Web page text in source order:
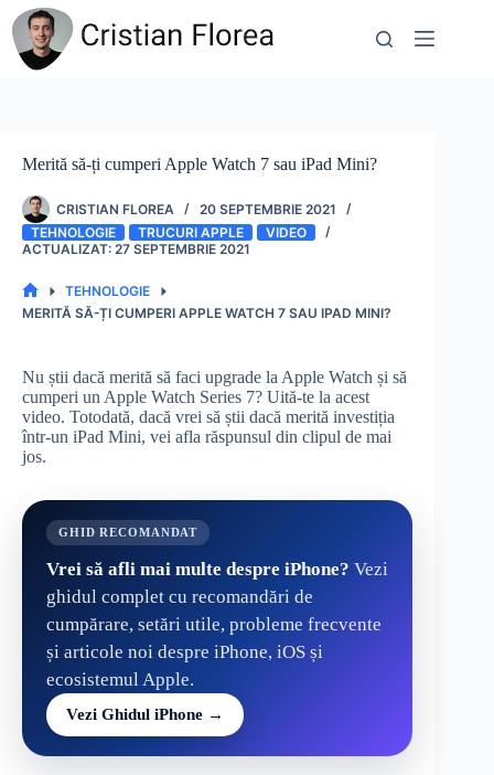
Sari
conținut
Merită să-ți cumperi Apple Watch 7 sau iPad Mini?
CRISTIAN FLOREA
20 SEPTEMBRIE 2021
TEHNOLOGIE
TRUCURI APPLE
VIDEO
27 SEPTEMBRIE 2021
PRIMA
TEHNOLOGIE
MERITĂ SĂ-ȚI CUMPERI APPLE WATCH 7 SAU IPAD MINI?
Nu știi dacă merită să faci upgrade la Apple Watch și să
cumperi un Apple Watch Series 7? Uită-te la acest
video. Totodată, dacă vrei să știi dacă merită investiția
într-un iPad Mini, vei afla răspunsul din clipul de mai
jos.
GHID RECOMANDAT
Vrei să afli mai multe despre iPhone? Vezi
ghidul complet cu recomandări de
cumpărare, setări utile, probleme frecvente
și articole noi despre iPhone, iOS și
ecosistemul Apple.
Vezi Ghidul iPhone →